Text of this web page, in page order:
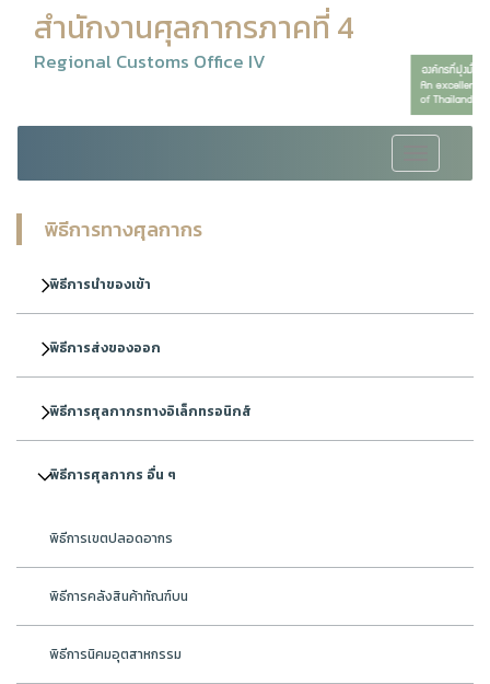
สำนักงานศุลกากรภาคที่ 4
Regional Customs Office IV
navigation
พิธีการทางศุลกากร
พิธีการนำของเข้า
พิธีการส่งของออก
พิธีการศุลกากรทางอิเล็กทรอนิกส์
พิธีการศุลกากร อื่น ๆ
พิธีการเขตปลอดอากร
พิธีการคลังสินค้าทัณฑ์บน
พิธีการนิคมอุตสาหกรรม